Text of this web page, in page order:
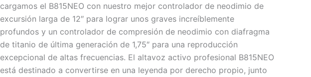
cargamos el B815NEO con nuestro mejor controlador de neodimio de
excursión larga de 12″ para lograr unos graves increíblemente
profundos y un controlador de compresión de neodimio con diafragma
de titanio de última generación de 1,75″ para una reproducción
excepcional de altas frecuencias. El altavoz activo profesional B815NEO
está destinado a convertirse en una leyenda por derecho propio, junto